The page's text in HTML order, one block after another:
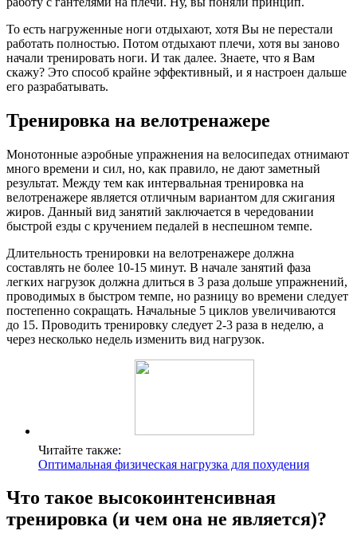
То есть нагруженные ноги отдыхают, хотя Вы не перестали
работать полностью. Потом отдыхают плечи, хотя вы заново
начали тренировать ноги. И так далее. Знаете, что я Вам
скажу? Это способ крайне эффективный, и я настроен дальше
его разрабатывать.
Тренировка на велотренажере
Монотонные аэробные упражнения на велосипедах отнимают
много времени и сил, но, как правило, не дают заметный
результат. Между тем как интервальная тренировка на
велотренажере является отличным вариантом для сжигания
жиров. Данный вид занятий заключается в чередовании
быстрой езды с кручением педалей в неспешном темпе.
Длительность тренировки на велотренажере должна
составлять не более 10-15 минут. В начале занятий фаза
легких нагрузок должна длиться в 3 раза дольше упражнений,
проводимых в быстром темпе, но разницу во времени следует
постепенно сокращать. Начальные 5 циклов увеличиваются
до 15. Проводить тренировку следует 2-3 раза в неделю, а
через несколько недель изменить вид нагрузок.
Читайте также:
Оптимальная физическая нагрузка для похудения
Что такое высокоинтенсивная
тренировка (и чем она не является)?